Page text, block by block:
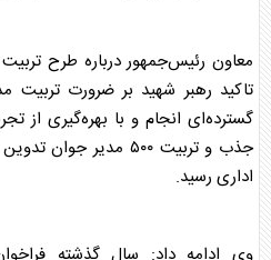
معاون رئیس‌جمهور درباره طرح
تاکید رهبر شهید بر ضرورت تربیت
گسترده‌ای انجام و با بهره‌گیری از
جذب و تربیت ۵۰۰
اداری رسید.